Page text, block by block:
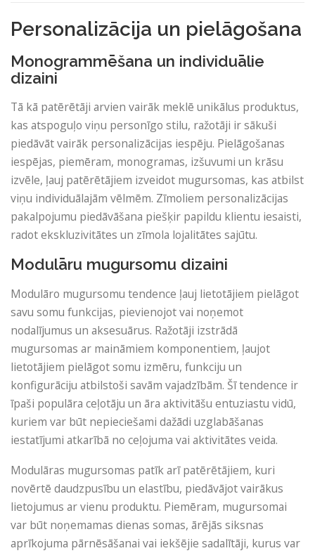
Personalizācija un pielāgošana
Monogrammēšana un individuālie
dizaini
Tā kā patērētāji arvien vairāk meklē unikālus produktus,
kas atspoguļo viņu personīgo stilu, ražotāji ir sākuši
piedāvāt vairāk personalizācijas iespēju. Pielāgošanas
iespējas, piemēram, monogramas, izšuvumi un krāsu
izvēle, ļauj patērētājiem izveidot mugursomas, kas atbilst
viņu individuālajām vēlmēm. Zīmoliem personalizācijas
pakalpojumu piedāvāšana piešķir papildu klientu iesaisti,
radot ekskluzivitātes un zīmola lojalitātes sajūtu.
Modulāru mugursomu dizaini
Modulāro mugursomu tendence ļauj lietotājiem pielāgot
savu somu funkcijas, pievienojot vai noņemot
nodalījumus un aksesuārus. Ražotāji izstrādā
mugursomas ar maināmiem komponentiem, ļaujot
lietotājiem pielāgot somu izmēru, funkciju un
konfigurāciju atbilstoši savām vajadzībām. Šī tendence ir
īpaši populāra ceļotāju un āra aktivitāšu entuziastu vidū,
kuriem var būt nepieciešami dažādi uzglabāšanas
iestatījumi atkarībā no ceļojuma vai aktivitātes veida.
Modulāras mugursomas patīk arī patērētājiem, kuri
novērtē daudzpusību un elastību, piedāvājot vairākus
lietojumus ar vienu produktu. Piemēram, mugursomai
var būt noņemamas dienas somas, ārējās siksnas
aprīkojuma pārnēsāšanai vai iekšējie sadalītāji, kurus var